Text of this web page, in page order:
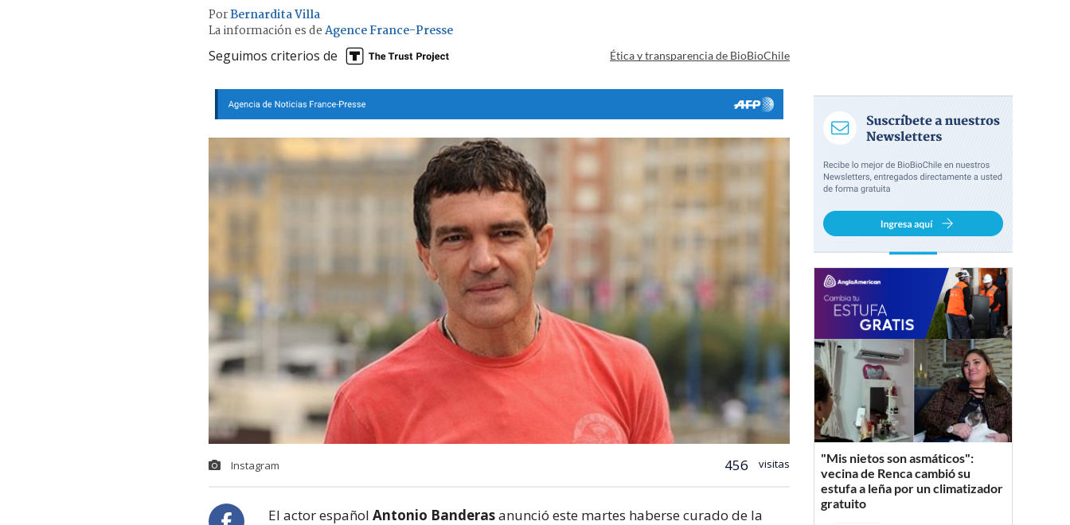
PorBernardita Villa
La información es deAgence France-Presse
Seguimos criterios de Ética y transparencia de BioBioChile
Instagram 456 visitas
El actor español Antonio Banderasanunció este martes haberse curado de la
"Mis nietos son asmáticos":
vecina de Renca cambió su
estufa a leña por un climatizador
gratuito